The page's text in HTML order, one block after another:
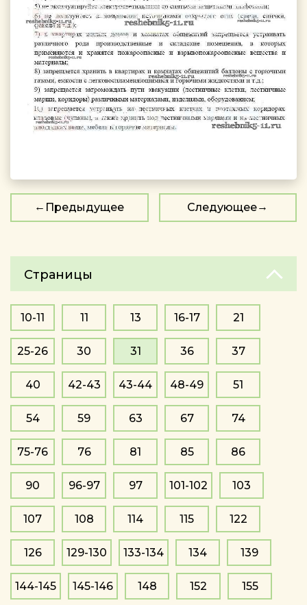
Предыдущее Следующее
Страницы
10-11 11 13 16-17 21
25-26 30 31 36 37
40 42-43 43-44 48-49 51
54 59 63 67 74
75-76 76 81 85 86
90 96-97 97 101-102 103
107 108 114 115 122
126 129-130 133-134 134 139
144-145 145-146 148 152 155